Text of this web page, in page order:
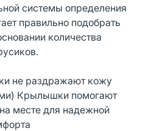
системы определения
правильно подобрать
количества
не раздражают кожу
Крылышки помогают
месте для надежной